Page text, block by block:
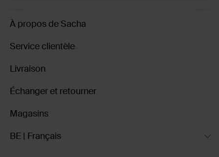
À propos de Sacha
Service clientèle
Livraison
Échanger et retourner
Magasins
BE | Français